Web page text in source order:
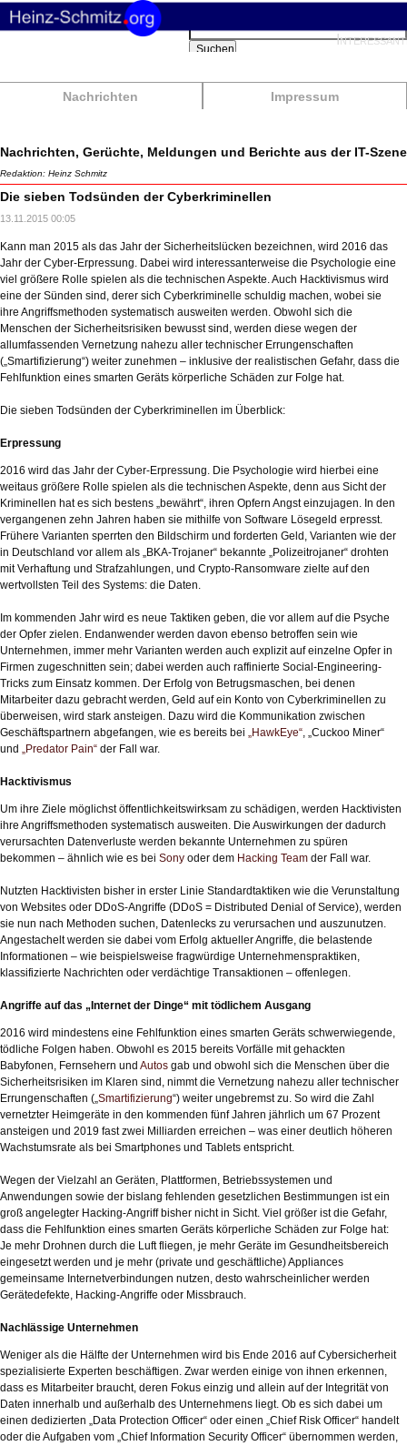
Nachrichten Impressum
Suchbegriffe
Suchen
Nachrichten, Gerüchte, Meldungen und Berichte aus der IT-Szene
Redaktion: Heinz Schmitz
Die sieben Todsünden der Cyberkriminellen
13.11.2015 00:05
Kann man 2015 als das Jahr der Sicherheitslücken bezeichnen, wird 2016 das
Jahr der Cyber-Erpressung. Dabei wird interessanterweise die Psychologie eine
viel größere Rolle spielen als die technischen Aspekte. Auch Hacktivismus wird
eine der Sünden sind, derer sich Cyberkriminelle schuldig machen, wobei sie
ihre Angriffsmethoden systematisch ausweiten werden. Obwohl sich die
Menschen der Sicherheitsrisiken bewusst sind, werden diese wegen der
allumfassenden Vernetzung nahezu aller technischer Errungenschaften
(„Smartifizierung“) weiter zunehmen – inklusive der realistischen Gefahr, dass die
Fehlfunktion eines smarten Geräts körperliche Schäden zur Folge hat.
Die sieben Todsünden der Cyberkriminellen im Überblick:
Erpressung
2016 wird das Jahr der Cyber-Erpressung. Die Psychologie wird hierbei eine
weitaus größere Rolle spielen als die technischen Aspekte, denn aus Sicht der
Kriminellen hat es sich bestens „bewährt“, ihren Opfern Angst einzujagen. In den
vergangenen zehn Jahren haben sie mithilfe von Software Lösegeld erpresst.
Frühere Varianten sperrten den Bildschirm und forderten Geld, Varianten wie der
in Deutschland vor allem als „BKA-Trojaner“ bekannte „Polizeitrojaner“ drohten
mit Verhaftung und Strafzahlungen, und Crypto-Ransomware zielte auf den
wertvollsten Teil des Systems: die Daten.
Im kommenden Jahr wird es neue Taktiken geben, die vor allem auf die Psyche
der Opfer zielen. Endanwender werden davon ebenso betroffen sein wie
Unternehmen, immer mehr Varianten werden auch explizit auf einzelne Opfer in
Firmen zugeschnitten sein; dabei werden auch raffinierte Social-Engineering-
Tricks zum Einsatz kommen. Der Erfolg von Betrugsmaschen, bei denen
Mitarbeiter dazu gebracht werden, Geld auf ein Konto von Cyberkriminellen zu
überweisen, wird stark ansteigen. Dazu wird die Kommunikation zwischen
Geschäftspartnern abgefangen, wie es bereits bei „HawkEye“, „Cuckoo Miner“
und „Predator Pain“ der Fall war.
Hacktivismus
Um ihre Ziele möglichst öffentlichkeitswirksam zu schädigen, werden Hacktivisten
ihre Angriffsmethoden systematisch ausweiten. Die Auswirkungen der dadurch
verursachten Datenverluste werden bekannte Unternehmen zu spüren
bekommen – ähnlich wie es bei Sony oder dem Hacking Team der Fall war.
Nutzten Hacktivisten bisher in erster Linie Standardtaktiken wie die Verunstaltung
von Websites oder DDoS-Angriffe (DDoS = Distributed Denial of Service), werden
sie nun nach Methoden suchen, Datenlecks zu verursachen und auszunutzen.
Angestachelt werden sie dabei vom Erfolg aktueller Angriffe, die belastende
Informationen – wie beispielsweise fragwürdige Unternehmenspraktiken,
klassifizierte Nachrichten oder verdächtige Transaktionen – offenlegen.
Angriffe auf das „Internet der Dinge“ mit tödlichem Ausgang
2016 wird mindestens eine Fehlfunktion eines smarten Geräts schwerwiegende,
tödliche Folgen haben. Obwohl es 2015 bereits Vorfälle mit gehackten
Babyfonen, Fernsehern und Autos gab und obwohl sich die Menschen über die
Sicherheitsrisiken im Klaren sind, nimmt die Vernetzung nahezu aller technischer
Errungenschaften („Smartifizierung“) weiter ungebremst zu. So wird die Zahl
vernetzter Heimgeräte in den kommenden fünf Jahren jährlich um 67 Prozent
ansteigen und 2019 fast zwei Milliarden erreichen – was einer deutlich höheren
Wachstumsrate als bei Smartphones und Tablets entspricht.
Wegen der Vielzahl an Geräten, Plattformen, Betriebssystemen und
Anwendungen sowie der bislang fehlenden gesetzlichen Bestimmungen ist ein
groß angelegter Hacking-Angriff bisher nicht in Sicht. Viel größer ist die Gefahr,
dass die Fehlfunktion eines smarten Geräts körperliche Schäden zur Folge hat:
Je mehr Drohnen durch die Luft fliegen, je mehr Geräte im Gesundheitsbereich
eingesetzt werden und je mehr (private und geschäftliche) Appliances
gemeinsame Internetverbindungen nutzen, desto wahrscheinlicher werden
Gerätedefekte, Hacking-Angriffe oder Missbrauch.
Nachlässige Unternehmen
Weniger als die Hälfte der Unternehmen wird bis Ende 2016 auf Cybersicherheit
spezialisierte Experten beschäftigen. Zwar werden einige von ihnen erkennen,
dass es Mitarbeiter braucht, deren Fokus einzig und allein auf der Integrität von
Daten innerhalb und außerhalb des Unternehmens liegt. Ob es sich dabei um
einen dedizierten „Data Protection Officer“ oder einen „Chief Risk Officer“ handelt
oder die Aufgaben vom „Chief Information Security Officer“ übernommen werden,